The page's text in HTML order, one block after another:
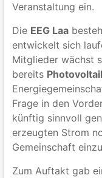
Veranstaltung ein.
Die EEG Laa
entwickelt sich
Mitglieder wächst
bereits
Frage in den
künftig sinnvoll
erzeugten Strom
Gemeinschaft
Zum Auftakt gab